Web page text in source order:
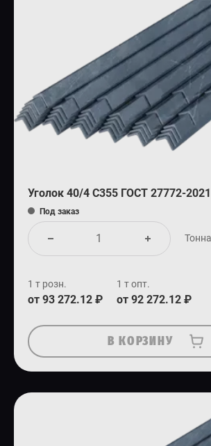
Уголок 40/4 С355 ГОСТ 27772-
Под заказ
Тонна
1 т розн.
от 93 272.12 ₽
1 т опт.
от 92 272.12 ₽
В КОРЗИНУ